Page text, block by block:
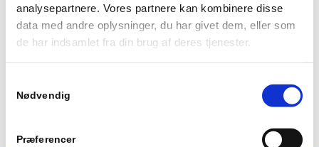
analysepartnere. Vores partnere kan kombinere disse
data med andre oplysninger, du har givet dem, eller som
de har indsamlet fra din brug af deres tjenester.
Nødvendig
Præferencer
Tlf:22 20 51 12
E-mail:Send mail